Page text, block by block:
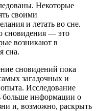
Некоторые
своими
и летать во сне.
сновидения — это
возникают в
сна.
сновидений пока
загадочных и
Исследование
больше информации о
и, возможно, раскрыть